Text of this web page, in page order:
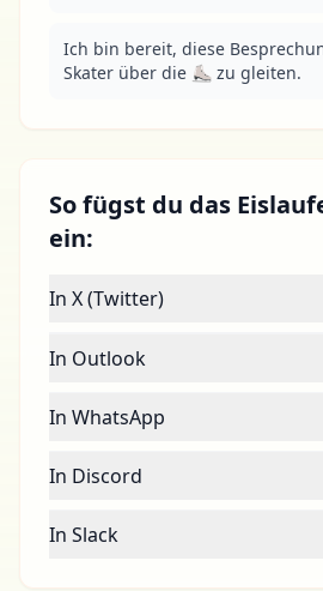
Ich bin bereit, diese
Skater über die ⛸ zu gleiten.
So fügst du das
ein:
In X (Twitter)
In Outlook
In WhatsApp
In Discord
In Slack